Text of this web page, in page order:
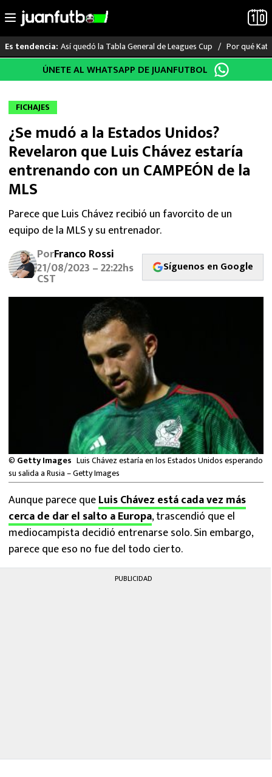
al
Es tendencia: Así quedó la Tabla General de Leagues Cup Por qué
LO ÚLTIMO
LIGA MX
RAYADOS
PUMAS
ATLANTE
SELECCIÓN MEXICANA
FUTBOL INTERNACIONAL
MEXICANOS EN EL EXTRANJERO
ÚNETE AL WHATSAPP DE JUANFUTBOL
FICHAJES
¿Se mudó a la Estados Unidos?
Revelaron que Luis Chávez estaría
entrenando con un CAMPEÓN de la
MLS
Parece que Luis Chávez recibió un favorcito de un
equipo de la MLS y su entrenador.
PorFranco Rossi
21/08/2023 – 22:22hs
CST
Síguenos en Google
© Getty Images Luis Chávez estaría en los Estados Unidos esperando
su salida a Rusia – Getty Images
Aunque parece queLuis Chávez está cada vez más
cerca de dar el salto a Europa, trascendió que el
mediocampista decidió entrenarse solo. Sin embargo,
parece que eso no fue del todo cierto.
PUBLICIDAD